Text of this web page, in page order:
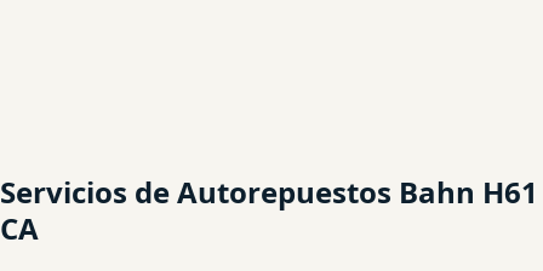
Servicios de Autorepuestos Bahn H61
CA